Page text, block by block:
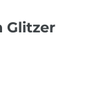
Glitzer